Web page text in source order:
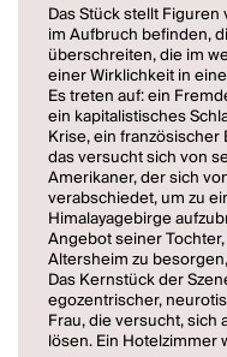
Das Stück stellt
im Aufbruch befinden,
überschreiten, die im
einer Wirklichkeit in
Es treten auf: ein
ein kapitalistisches
Krise, ein
das versucht sich von
Amerikaner, der sich
verabschiedet, um zu
Himalayagebirge
Angebot seiner
Altersheim zu
Das Kernstück der
egozentrischer,
Frau, die versucht, sich
lösen. Ein Hotelzimmer